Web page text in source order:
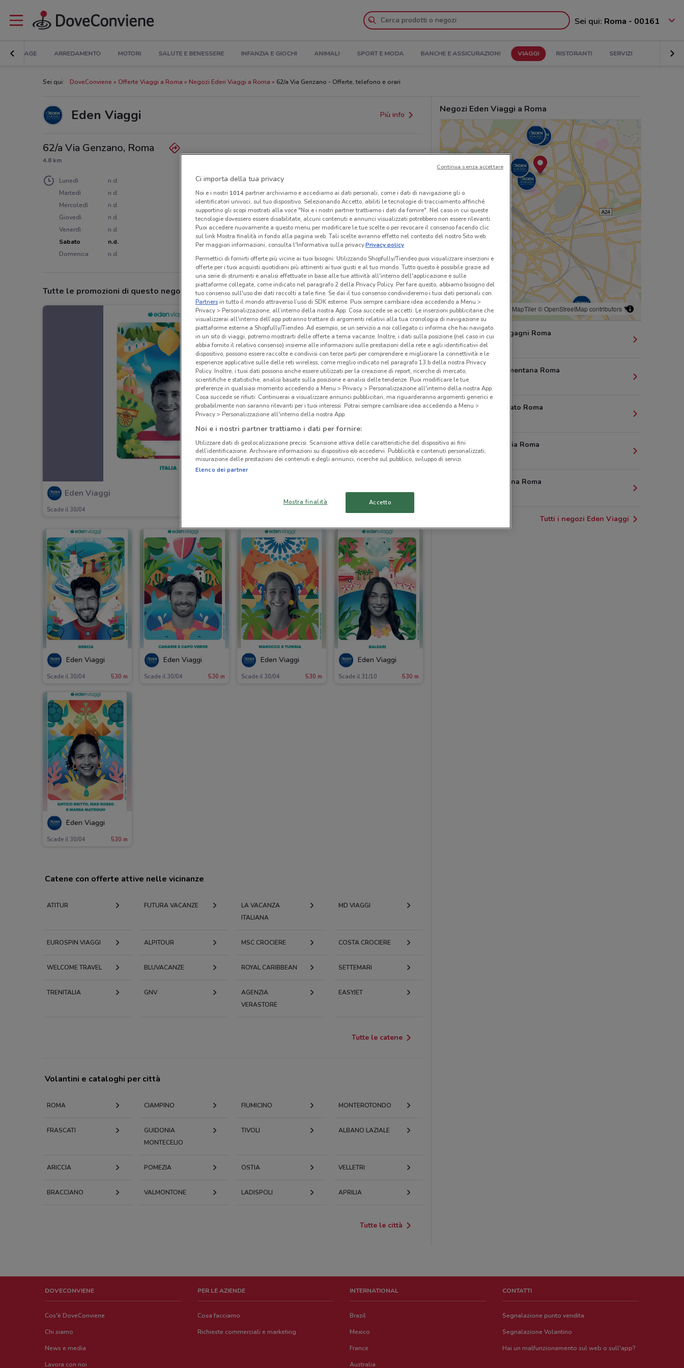
Sei qui: Roma - 00161
BRICOLAGE ARREDAMENTO MOTORI SALUTE E BENESSERE INFANZIA E GIOCHI ANIMALI SPORT E MODA BANCHE E ASSICURAZIONI VIAGGI RISTORANTI SERVIZI
Sei qui: DoveConviene Offerte Viaggi a Roma Negozi Eden Viaggi a Roma 62/a Via Genzano - Offerte, telefono e orari
Eden Viaggi Più info
62/a Via Genzano, Roma
4.8 km
Lunedì
n.d.
Martedì
n.d.
Mercoledì
n.d.
Giovedì
n.d.
Venerdì
n.d.
Sabato
n.d.
Domenica
n.d.
Tutte le promozioni di questo negozio
Eden Viaggi
Scade il 30/04
Eden Viaggi
Scade il 30/04 530 m
Eden Viaggi
Scade il 30/04 530 m
Eden Viaggi
Scade il 30/04 530 m
Eden Viaggi
Scade il 31/10 530 m
Eden Viaggi
Scade il 30/04 530 m
Negozi Eden Viaggi a Roma
© MapTiler© OpenStreetMap contributors
2/e Via Morgagni Roma
529 m
169 Via Nomentana Roma
31 Via Spalato Roma
2 Piazza Istria Roma
1.3 km
50 Via Collina Roma
Tutti i negozi Eden Viaggi
Catene con offerte attive nelle vicinanze
ATITUR FUTURA VACANZE
LA VACANZA
ITALIANA
MD VIAGGI
EUROSPIN VIAGGI ALPITOUR MSC CROCIERE COSTA CROCIERE
WELCOME TRAVEL BLUVACANZE ROYAL CARIBBEAN SETTEMARI
TRENITALIA GNV
AGENZIA
VERASTORE
EASYJET
Tutte le catene
Volantini e cataloghi per città
ROMA CIAMPINO FIUMICINO MONTEROTONDO
FRASCATI
GUIDONIA
MONTECELIO
TIVOLI ALBANO LAZIALE
ARICCIA POMEZIA OSTIA VELLETRI
BRACCIANO VALMONTONE LADISPOLI APRILIA
Tutte le città
DOVECONVIENE
Cos'è DoveConviene
Chi siamo
News e media
Lavora con noi
PER LE AZIENDE
Cosa facciamo
Richieste commerciali e marketing
INTERNATIONAL
Brazil
Mexico
France
Australia
CONTATTI
Segnalazione punto vendita
Segnalazione Volantino
Hai un malfunzionamento sul web o sull'app?
Ci importa della tua privacy
Noi e i nostri 1014partner archiviamo e accediamo ai dati personali, come i dati di navigazione gli o
identificatori univoci, sul tuo dispositivo. Selezionando Accetto, abiliti le tecnologie di tracciamento affinché
supportino gli scopi mostrati alla voce "Noi e i nostri partner trattiamo i dati da fornire". Nel caso in cui queste
tecnologie dovessero essere disabilitate, alcuni contenuti e annunci visualizzati potrebbero non essere rilevanti.
Puoi accedere nuovamente a questo menu per modificare le tue scelte o per revocare il consenso facendo clic
sul link Mostra finalità in fondo alla pagina web. Tali scelte avranno effetto nel contesto del nostro Sito web.
Per maggiori informazioni, consulta l'Informativa sulla privacy.Privacy policy
Permettici di fornirti offerte più vicine ai tuoi bisogni: Utilizzando Shopfully/Tiendeo puoi visualizzare inserzioni e
offerte per i tuoi acquisti quotidiani più attinenti ai tuoi gusti e al tuo mondo. Tutto questo è possibile grazie ad
una serie di strumenti e analisi effettuate in base alle tue attività all'interno dell'applicazione e sulle
piattaforme collegate, come indicato nel paragrafo 2 della Privacy Policy. Per fare questo, abbiamo bisogno del
tuo consenso sull'uso dei dati raccolti a tale fine. Se dai il tuo consenso condivideremo i tuoi dati personali con
Partnersin tutto il mondo attraverso l’uso di SDK esterne. Puoi sempre cambiare idea accedendo a Menu >
Privacy > Personalizzazione, all’interno della nostra App. Cosa succede se accetti: Le inserzioni pubblicitarie che
visualizzerai all'interno dell’app potranno trattare di argomenti relativi alla tua cronologia di navigazione su
piattaforme esterne a Shopfully/Tiendeo. Ad esempio, se un servizio a noi collegato ci informa che hai navigato
in un sito di viaggi, potremo mostrarti delle offerte a tema vacanze. Inoltre, i dati sulla posizione (nel caso in cui
abbia fornito il relativo consenso) insieme alle informazioni sulle prestazioni della rete e agli identificativi del
dispositivo, possono essere raccolte e condivisi con terze parti per comprendere e migliorare la connettività e le
esperienze applicative sulle delle reti wireless, come meglio indicato nel paragrafo 13.b della nostra Privacy
Policy. Inoltre, i tuoi dati possono anche essere utilizzati per la creazione di report, ricerche di mercato,
scientifiche e statistiche, analisi basate sulla posizione e analisi delle tendenze. Puoi modificare le tue
preferenze in qualsiasi momento accedendo a Menu > Privacy > Personalizzazione all'interno della nostra App.
Cosa succede se rifiuti: Continuerai a visualizzare annunci pubblicitari, ma riguarderanno argomenti generici e
probabilmente non saranno rilevanti per i tuoi interessi. Potrai sempre cambiare idea accedendo a Menu >
Privacy > Personalizzazione all'interno della nostra App.
Noi e i nostri partner trattiamo i dati per fornire:
Utilizzare dati di geolocalizzazione precisi. Scansione attiva delle caratteristiche del dispositivo ai fini
dell’identificazione. Archiviare informazioni su dispositivo e/o accedervi. Pubblicità e contenuti personalizzati,
misurazione delle prestazioni dei contenuti e degli annunci, ricerche sul pubblico, sviluppo di servizi.
Elenco dei partner
Mostra finalità Accetto
Continua senza accettare